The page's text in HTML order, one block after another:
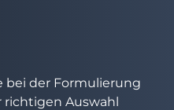
bei der Formulierung
richtigen Auswahl